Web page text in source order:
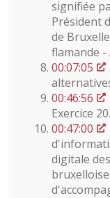
signifiée
Président
de
flamande
00:07:05
00:46:56
Exercice
00:47:00
digitale